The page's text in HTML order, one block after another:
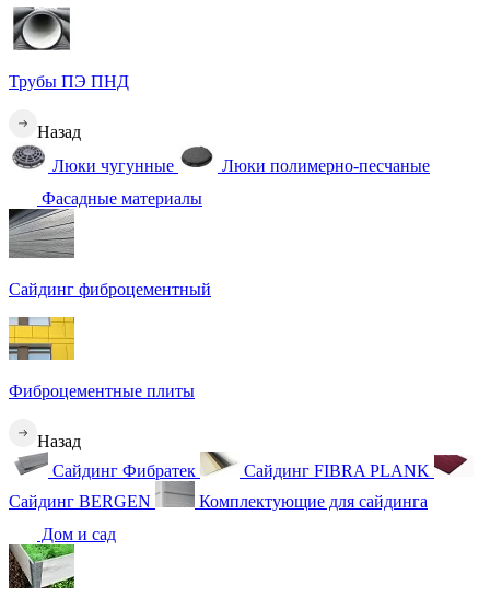
Трубы ПЭ ПНД
Назад
Люки чугунные
Люки полимерно-песчаные
Фасадные материалы
Сайдинг фиброцементный
Фиброцементные плиты
Назад
Сайдинг Фибратек
Сайдинг FIBRA PLANK
Сайдинг BERGEN
Комплектующие для сайдинга
Дом и сад